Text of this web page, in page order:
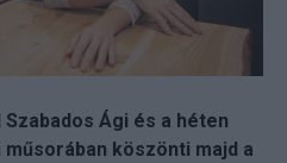
Ági és a héten
köszönti majd a